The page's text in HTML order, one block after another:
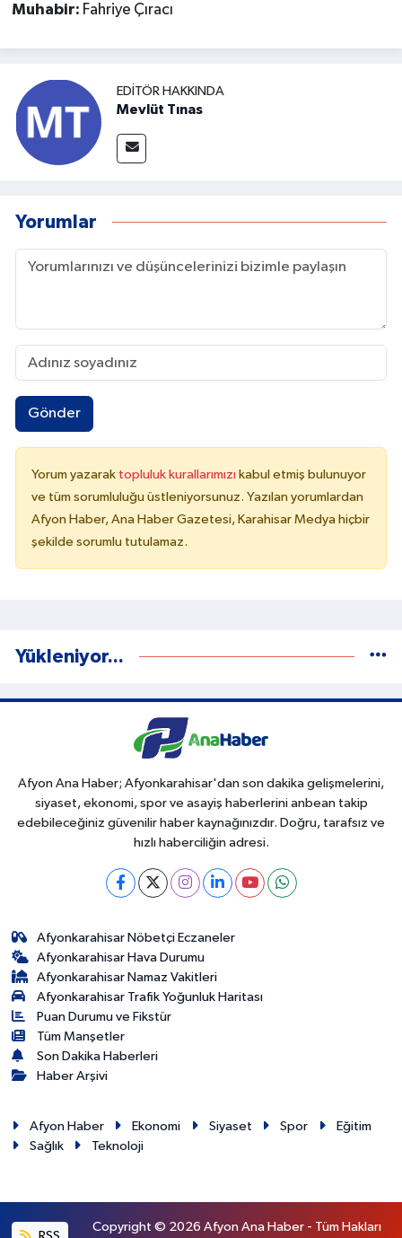
Muhabir: Fahriye Çıracı
EDITÖR HAKKINDA
Mevlüt Tınas
Yorumlar
Gönder
Yorum yazarak topluluk kurallarımızı kabul etmiş bulunuyor
ve tüm sorumluluğu üstleniyorsunuz. Yazılan yorumlardan
Afyon Haber, Ana Haber Gazetesi, Karahisar Medya hiçbir
şekilde sorumlu tutulamaz.
Yükleniyor...
Afyon Ana Haber; Afyonkarahisar'dan son dakika gelişmelerini,
siyaset, ekonomi, spor ve asayiş haberlerini anbean takip
edebileceğiniz güvenilir haber kaynağınızdır. Doğru, tarafsız ve
hızlı haberciliğin adresi.
Afyonkarahisar Nöbetçi Eczaneler
Afyonkarahisar Hava Durumu
Afyonkarahisar Namaz Vakitleri
Afyonkarahisar Trafik Yoğunluk Haritası
Puan Durumu ve Fikstür
Tüm Manşetler
Son Dakika Haberleri
Haber Arşivi
Afyon Haber Ekonomi Siyaset Spor
Eğitim
Sağlık
Teknoloji
Copyright © 2026 Afyon Ana Haber - Tüm Hakları